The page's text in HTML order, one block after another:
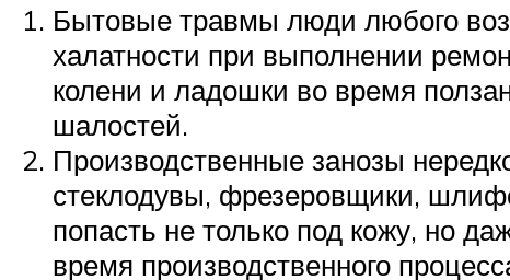
Бытовые травмы люди любого
халатности при выполнении
колени и ладошки во время
шалостей.
Производственные занозы
стеклодувы, фрезеровщики,
попасть не только под кожу, но
время производственного